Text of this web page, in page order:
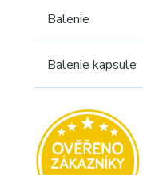
Balenie
Balenie kapsule